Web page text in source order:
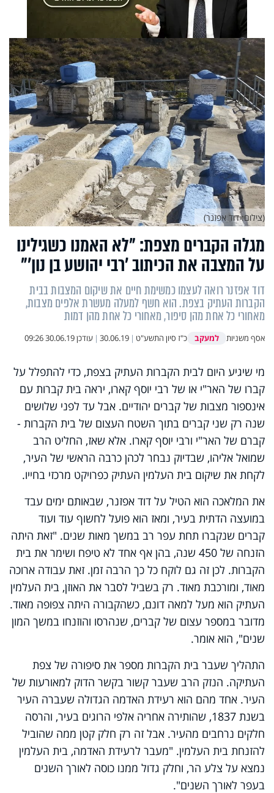
מגלה הקברים מצפת: "לא האמנו כשגילינו
על המצבה את הכיתוב ’רבי יהושע בן נון’"
דוד אפזנר רואה לעצמו כמשימת חיים את שיקום המצבות בבית
הקברות העתיק בצפת. הוא חשף למעלה מעשרת אלפים מצבות,
מאחורי כל אחת מהן סיפור, מאחורי כל אחת מהן דמות
אסף משניות למעקב כ"ז סיון התשע"ט |
30.06.19
| עודכן30.06.19 09:26
(צילום: דוד אפזנר)
מי שיגיע היום לבית הקברות העתיק בצפת, כדי להתפלל על
קברו של האר"י או של רבי יוסף קארו, יראה בית קברות עם
אינספור מצבות של קברים יהודיים. אבל עד לפני שלושים
שנה רק שני קברים בתוך השטח העצום של בית הקברות -
קברם של האר"י ורבי יוסף קארו. אלא שאז, החליט הרב
שמואל אליהו, שבדיוק נבחר לכהן כרבה הראשי של העיר,
לקחת את שיקום בית העלמין העתיק כפרויקט מרכזי בחייו.
את המלאכה הוא הטיל על דוד אפזנר, שבאותם ימים עבד
במועצה הדתית בעיר, ומאז הוא פועל לחשוף עוד ועוד
קברים שנקברו תחת עפר רב במשך מאות שנים. "זאת היתה
הזנחה של 450 שנה, בהן אף אחד לא טיפח ושימר את בית
הקברות. לכן זה גם לוקח כל כך הרבה זמן. זאת עבודה ארוכה
מאוד, ומורכבת מאוד. רק בשביל לסבר את האוזן, בית העלמין
העתיק הוא מעל למאה דונם, כשהקבורה היתה צפופה מאוד.
מדובר במספר עצום של קברים, שנהרסו והוזנחו במשך המון
שנים", הוא אומר.
התהליך שעבר בית הקברות מספר את סיפורה של צפת
העתיקה. הנזק הרב שעבר קשור בקשר הדוק למאורעות של
העיר. אחד מהם הוא רעידת האדמה הגדולה שעברה העיר
בשנת 1837, שהותירה אחריה אלפי הרוגים בעיר, והרסה
חלקים נרחבים מהעיר. אבל זה רק חלק קטן ממה שהוביל
להזנחת בית העלמין. "מעבר לרעידת האדמה, בית העלמין
נמצא על צלע הר, וחלק גדול ממנו כוסה לאורך השנים
בעפר לאורך השנים".